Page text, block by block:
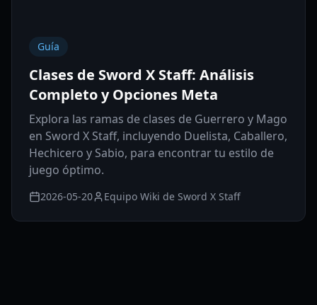
Guía
Clases de Sword X Staff: Análisis
Completo y Opciones Meta
Explora las ramas de clases de Guerrero y Mago
en Sword X Staff, incluyendo Duelista, Caballero,
Hechicero y Sabio, para encontrar tu estilo de
juego óptimo.
2026-05-20 Equipo Wiki de Sword X Staff